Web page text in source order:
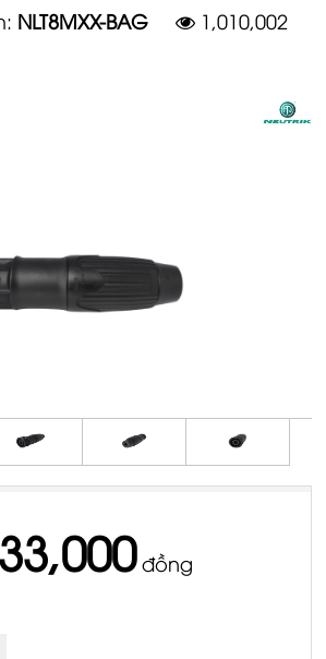
NLT8MXX-BAG 1,010,002
đồng